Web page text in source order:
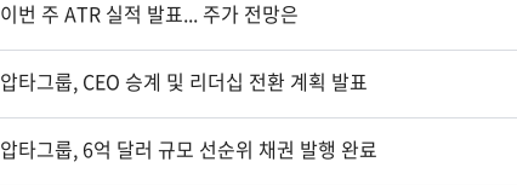
이번 주 ATR 실적 발표... 주가 전망은
압타그룹, CEO 승계 및 리더십 전환 계획 발표
압타그룹, 6억 달러 규모 선순위 채권 발행 완료